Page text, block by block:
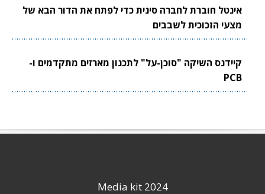
אינטל חוברת לחברה סינית כדי לפתח את הדור הבא של
מצעי הזכוכית לשבבים
קיידנס השיקה "סוכן-על" לתכנון מארזים מתקדמים ו-
PCB
Media kit 2024